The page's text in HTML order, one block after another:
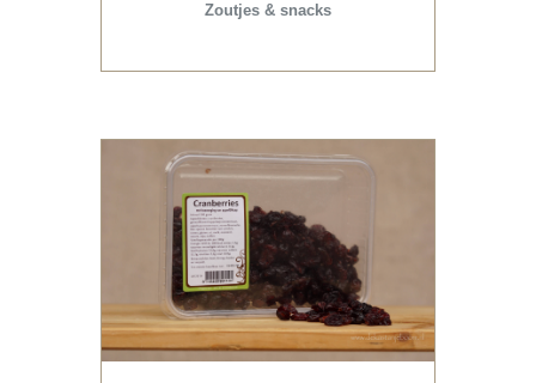
Zoutjes & snacks